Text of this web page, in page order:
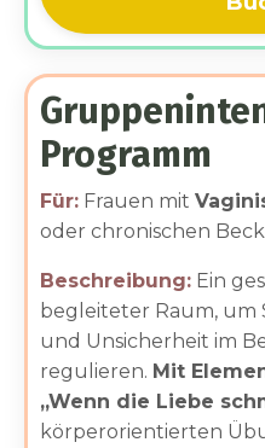
Programm
Für: Frauen mit
oder chronischen
Beschreibung: Ein
begleiteter Raum, um
und Unsicherheit im
regulieren. Mit
„Wenn die Liebe
körperorientierten